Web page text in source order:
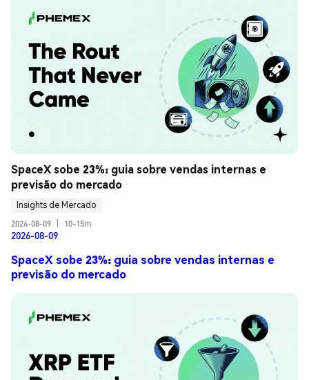
SpaceX sobe 23%: guia sobre vendas internas e
previsão do mercado
Insights de Mercado
2026-08-09
10-15m
2026-08-09
SpaceX sobe 23%: guia sobre vendas internas e
previsão do mercado